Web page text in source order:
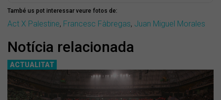
També us pot interessar veure fotos de:
Act X Palestine, Francesc Fàbregas, Juan Miguel Morales
Notícia relacionada
ACTUALITAT